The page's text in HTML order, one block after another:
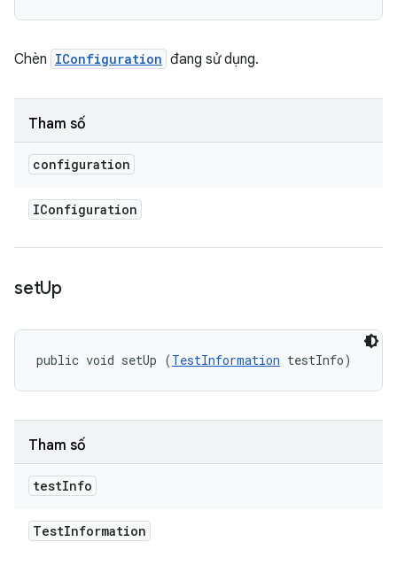
Chèn IConfiguration đang sử dụng.
Tham số
configuration
IConfiguration
setUp
public void setUp (TestInformation testInfo)
Tham số
testInfo
TestInformation